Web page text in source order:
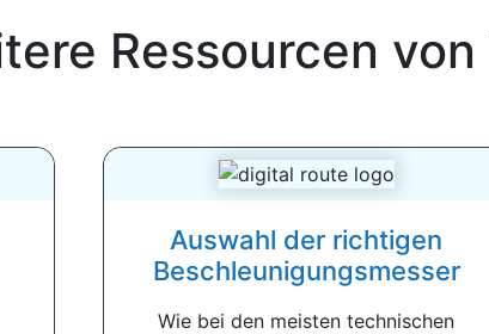
Ressourcen von
Auswahl der richtigen
Beschleunigungsmesser
Wie bei den meisten technischen